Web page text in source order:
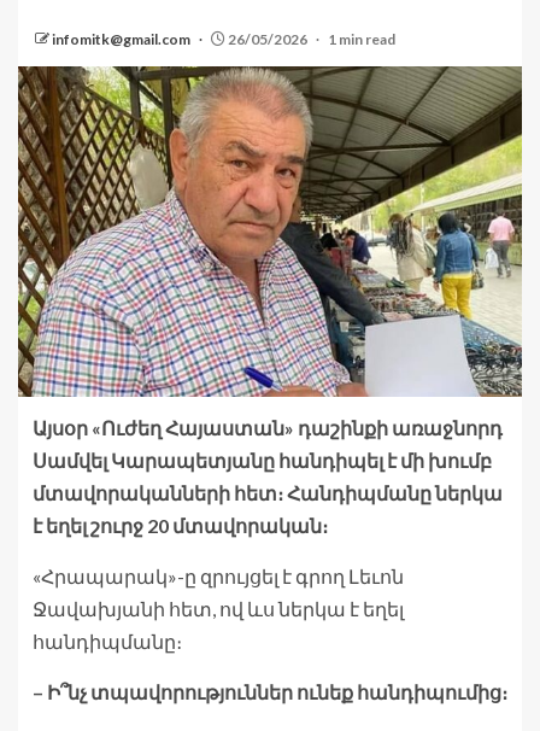
infomitk@gmail.com 26/05/2026 1 min read
Այսօր «Ուժեղ Հայաստան» դաշինքի առաջնորդ
Սամվել Կարապետյանը հանդիպել է մի խումբ
մտավորականների հետ։ Հանդիպմանը ներկա
է եղել շուրջ 20 մտավորական։
«Հրապարակ»-ը զրույցել է գրող Լեւոն
Ջավախյանի հետ, ով ևս ներկա է եղել
հանդիպմանը։
– Ի՞նչ տպավորություններ ունեք հանդիպումից։